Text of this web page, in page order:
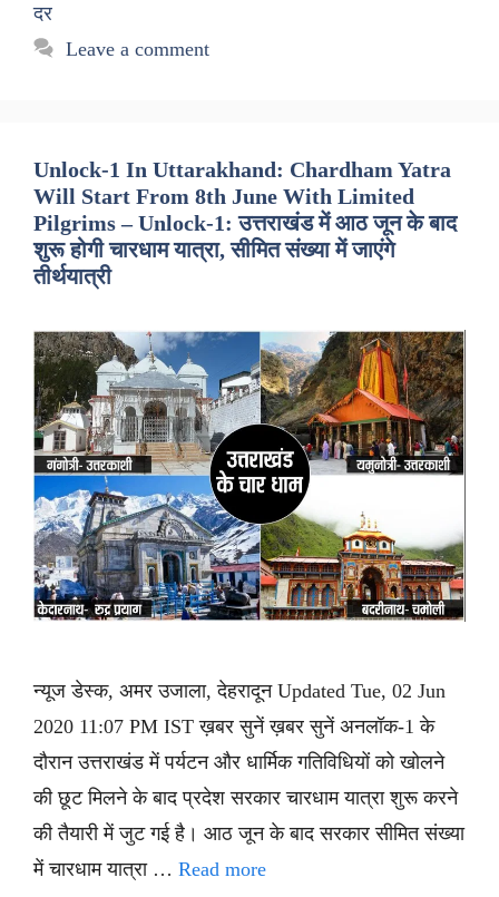
दर
Leave a comment
Unlock-1 In Uttarakhand: Chardham Yatra
Will Start From 8th June With Limited
Pilgrims – Unlock-1: उत्तराखंड में आठ जून के बाद
शुरू होगी चारधाम यात्रा, सीमित संख्या में जाएंगे
तीर्थयात्री
न्यूज डेस्क, अमर उजाला, देहरादून Updated Tue, 02 Jun
2020 11:07 PM IST ख़बर सुनें ख़बर सुनें अनलॉक-1 के
दौरान उत्तराखंड में पर्यटन और धार्मिक गतिविधियों को खोलने
की छूट मिलने के बाद प्रदेश सरकार चारधाम यात्रा शुरू करने
की तैयारी में जुट गई है। आठ जून के बाद सरकार सीमित संख्या
में चारधाम यात्रा … Read more